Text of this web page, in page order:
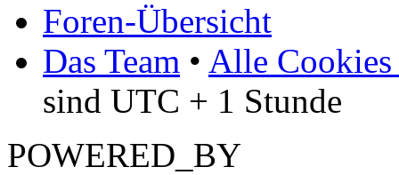
Foren-Übersicht
Das Team • Alle Cookies
sind UTC + 1 Stunde
POWERED_BY